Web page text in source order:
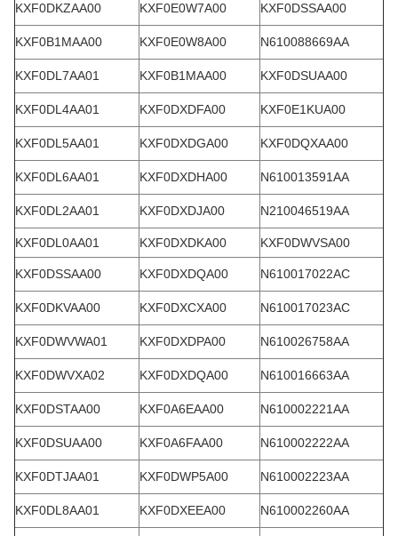
KXF0DKZAA00 KXF0E0W7A00 KXF0DSSAA00
KXF0B1MAA00 KXF0E0W8A00 N610088669AA
KXF0DL7AA01 KXF0B1MAA00 KXF0DSUAA00
KXF0DL4AA01 KXF0DXDFA00 KXF0E1KUA00
KXF0DL5AA01 KXF0DXDGA00 KXF0DQXAA00
KXF0DL6AA01 KXF0DXDHA00 N610013591AA
KXF0DL2AA01 KXF0DXDJA00 N210046519AA
KXF0DL0AA01 KXF0DXDKA00 KXF0DWVSA00
KXF0DSSAA00 KXF0DXDQA00 N610017022AC
KXF0DKVAA00 KXF0DXCXA00 N610017023AC
KXF0DWVWA01 KXF0DXDPA00 N610026758AA
KXF0DWVXA02 KXF0DXDQA00 N610016663AA
KXF0DSTAA00 KXF0A6EAA00 N610002221AA
KXF0DSUAA00 KXF0A6FAA00 N610002222AA
KXF0DTJAA01 KXF0DWP5A00 N610002223AA
KXF0DL8AA01 KXF0DXEEA00 N610002260AA